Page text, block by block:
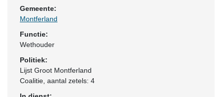
Gemeente:
Montferland
Functie:
Wethouder
Politiek:
Lijst Groot Montferland
Coalitie , aantal zetels: 4